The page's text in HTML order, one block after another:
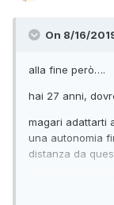
On 8/16/
alla fine però….
hai 27 anni,
magari adattarti
una autonomia
distanza da
cercare di fare